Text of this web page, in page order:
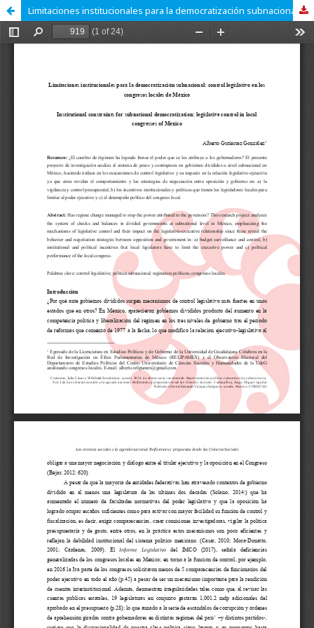
Limitaciones institucionales para la democratización subnacional: control legislativo en los congresos locales de México